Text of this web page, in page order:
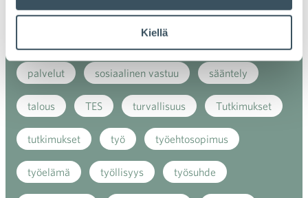
Kiellä
luottamusindikaattori myynti
nuoret
palvelut sosiaalinen vastuu sääntely
talous TES turvallisuus Tutkimukset
tutkimukset työ työehtosopimus
työelämä työllisyys työsuhde